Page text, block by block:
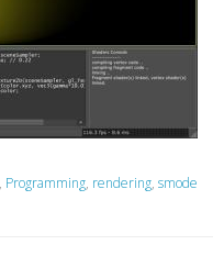
, Programming, rendering, smode